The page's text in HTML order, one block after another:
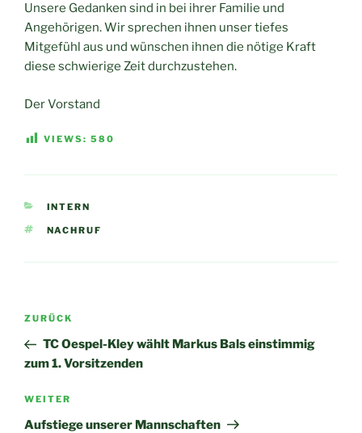
Unsere Gedanken sind in bei ihrer Familie und
Angehörigen. Wir sprechen ihnen unser tiefes
Mitgefühl aus und wünschen ihnen die nötige Kraft
diese schwierige Zeit durchzustehen.
Der Vorstand
VIEWS: 580
KATEGORIEN
INTERN
SCHLAGWÖRTER
NACHRUF
Beitragsnavigation
Vorheriger
Beitrag
ZURÜCK
TC Oespel-Kley wählt Markus Bals einstimmig
zum 1. Vorsitzenden
Nächster
Beitrag
WEITER
Aufstiege unserer Mannschaften